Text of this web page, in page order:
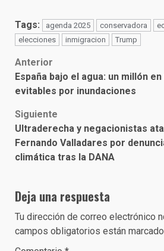
Tags: agenda 2025 conservadora
elecciones
inmigracion Trump
Post
navigation
Anterior
España bajo el agua: un millón
evitables por inundaciones
Siguiente
Ultraderecha y negacionistas
Fernando Valladares por
climática tras la DANA
Deja una respuesta
Tu dirección de correo electrónico
campos obligatorios están